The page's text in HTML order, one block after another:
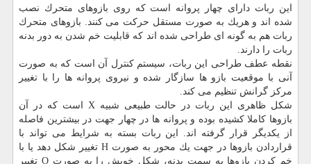
این ربات دارای چهار پروانه است كه روی بازوهای متحرك نصب
شده اند و هریك به صورت مستقل حركت می كنند. بازوهای متحرك
ربات هم به گونه ای طراحی شده اند كه قابلیت خم شدن به دور بدنه
ربات را دارند.
نقطه عطف طراحی این ربات، سیستم كنترل آن است كه به صورت
آنی با موقعیت بازو ها سازگار شده و نیروی پروانه ها را با تغییر
مركز گرانش تنظیم می كند.
شكل ظاهری این ربات در حالت طبیعی شبیه X است كه در آن
بازوها كاملا كشیده بوده و پروانه ها در چهار جهت در بیشترین فاصله
از یكدیگر قرار گرفته اند. این ربات بسته به شرایط می تواند با
قراردادن بازوها در جهت یك محور به صورت H تغییر شكل دهد یا با
خم كردن بازوها به سمت بدنه، شكل خویش را به صورت O تغییر